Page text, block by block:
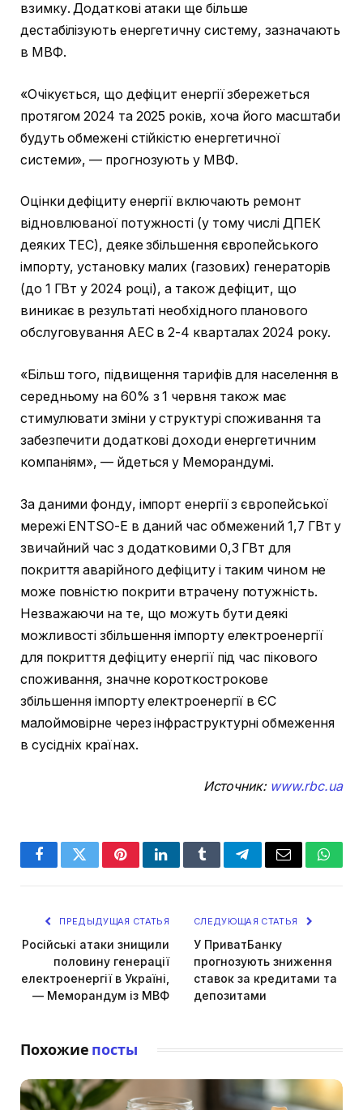
взимку. Додаткові атаки ще більше
дестабілізують енергетичну систему, зазначають
в МВФ.
«Очікується, що дефіцит енергії збережеться
протягом 2024 та 2025 років, хоча його масштаби
будуть обмежені стійкістю енергетичної
системи», — прогнозують у МВФ.
Оцінки дефіциту енергії включають ремонт
відновлюваної потужності (у тому числі ДПЕК
деяких ТЕС), деяке збільшення європейського
імпорту, установку малих (газових) генераторів
(до 1 ГВт у 2024 році), а також дефіцит, що
виникає в результаті необхідного планового
обслуговування АЕС в 2-4 кварталах 2024 року.
«Більш того, підвищення тарифів для населення в
середньому на 60% з 1 червня також має
стимулювати зміни у структурі споживання та
забезпечити додаткові доходи енергетичним
компаніям», — йдеться у Меморандумі.
За даними фонду, імпорт енергії з європейської
мережі ENTSO-E в даний час обмежений 1,7 ГВт у
звичайний час з додатковими 0,3 ГВт для
покриття аварійного дефіциту і таким чином не
може повністю покрити втрачену потужність.
Незважаючи на те, що можуть бути деякі
можливості збільшення імпорту електроенергії
для покриття дефіциту енергії під час пікового
споживання, значне короткострокове
збільшення імпорту електроенергії в ЄС
малоймовірне через інфраструктурні обмеження
в сусідніх країнах.
Источник: www.rbc.ua
FacebookTwitterPinterestLinkedInTumblrTelegramEmail
ПРЕДЫДУЩАЯ СТАТЬЯ
Російські атаки знищили
половину генерації
електроенергії в Україні,
— Меморандум із МВФ
СЛЕДУЮЩАЯ СТАТЬЯ
У ПриватБанку
прогнозують зниження
ставок за кредитами та
депозитами
Похожие посты